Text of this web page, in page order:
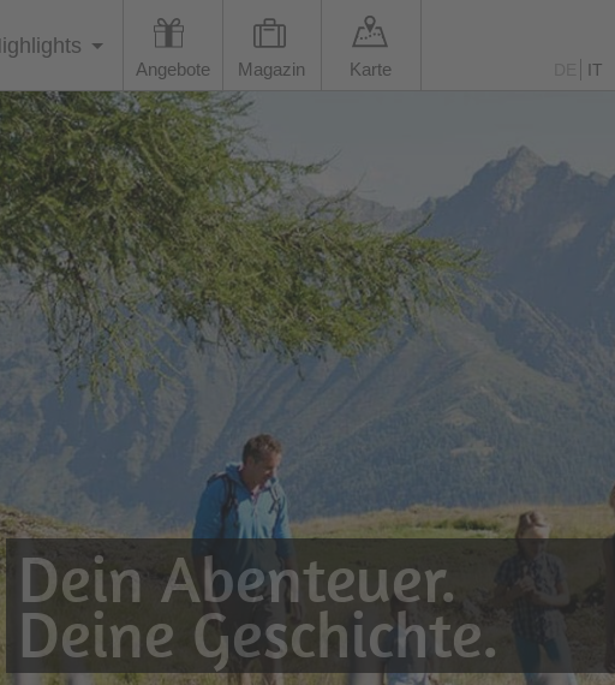
Angebote Magazin Karte IT
Dein Abenteuer.
Deine Geschichte.